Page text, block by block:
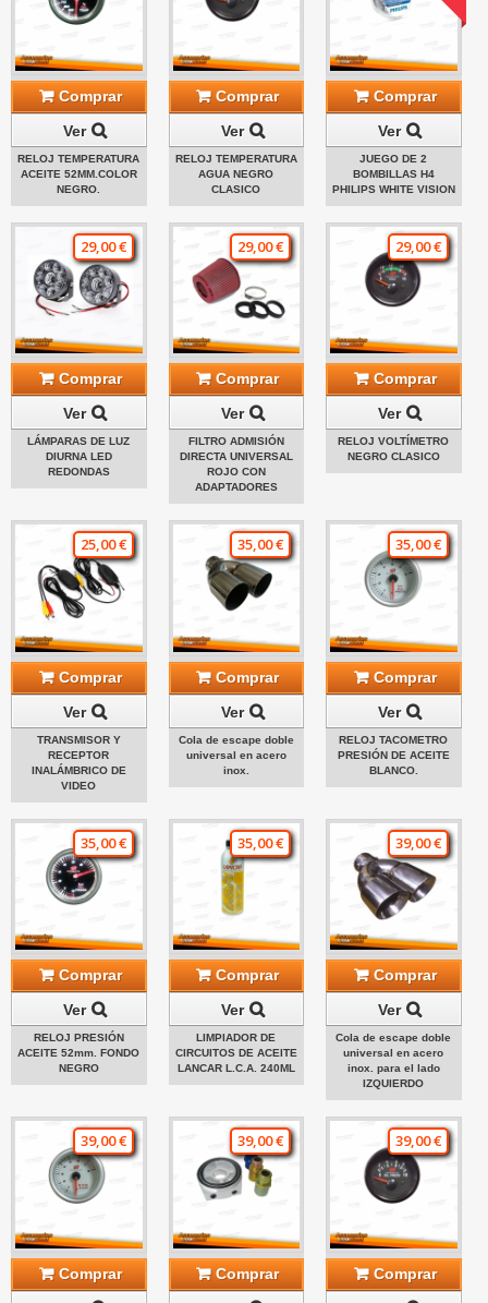
Comprar
Ver
RELOJ TEMPERATURA
ACEITE 52MM.COLOR
NEGRO.
Comprar
Ver
RELOJ TEMPERATURA
AGUA NEGRO
CLASICO
Comprar
Ver
JUEGO DE 2
BOMBILLAS H4
PHILIPS WHITE VISION
29,00 €
Comprar
Ver
LÁMPARAS DE LUZ
DIURNA LED
REDONDAS
29,00 €
Comprar
Ver
FILTRO ADMISIÓN
DIRECTA UNIVERSAL
ROJO CON
ADAPTADORES
29,00 €
Comprar
Ver
RELOJ VOLTÍMETRO
NEGRO CLASICO
25,00 €
Comprar
Ver
TRANSMISOR Y
RECEPTOR
INALÁMBRICO DE
VIDEO
35,00 €
Comprar
Ver
Cola de escape doble
universal en acero
inox.
35,00 €
Comprar
Ver
RELOJ TACOMETRO
PRESIÓN DE ACEITE
BLANCO.
35,00 €
Comprar
Ver
RELOJ PRESIÓN
ACEITE 52mm. FONDO
NEGRO
35,00 €
Comprar
Ver
LIMPIADOR DE
CIRCUITOS DE ACEITE
LANCAR L.C.A. 240ML
39,00 €
Comprar
Ver
Cola de escape doble
universal en acero
inox. para el lado
IZQUIERDO
39,00 €
Comprar
39,00 €
Comprar
39,00 €
Comprar